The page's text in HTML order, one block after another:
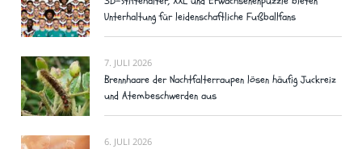
Unterhaltung für leidenschaftliche Fußballfans
7. JULI 2026
Brennhaare der Nachtfalterraupen lösen häufig Juckreiz
und Atembeschwerden aus
6. JULI 2026